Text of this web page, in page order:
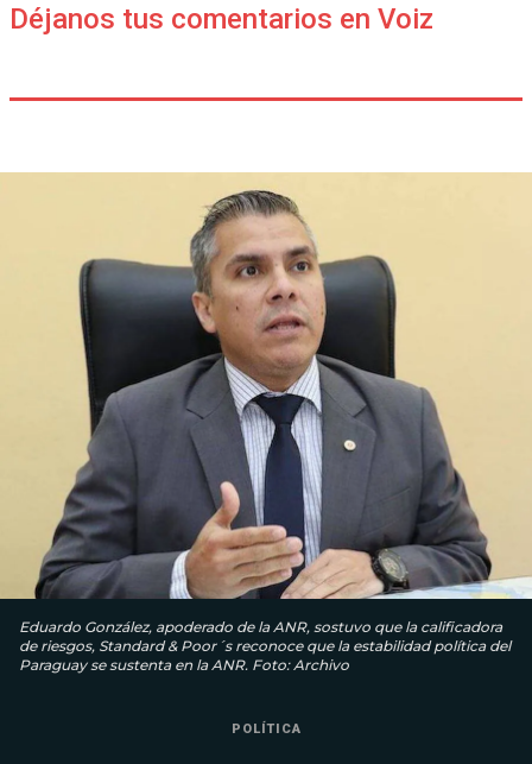
Déjanos tus comentarios en Voiz
Eduardo González, apoderado de la ANR, sostuvo que la calificadora
de riesgos, Standard & Poor´s reconoce que la estabilidad política del
Paraguay se sustenta en la ANR. Foto: Archivo
POLÍTICA